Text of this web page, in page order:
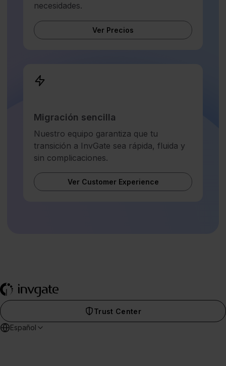
necesidades.
Ver Precios
Migración sencilla
Nuestro equipo garantiza que tu
transición a InvGate sea rápida, fluida y
sin complicaciones.
Ver Customer Experience
Trust Center
Español